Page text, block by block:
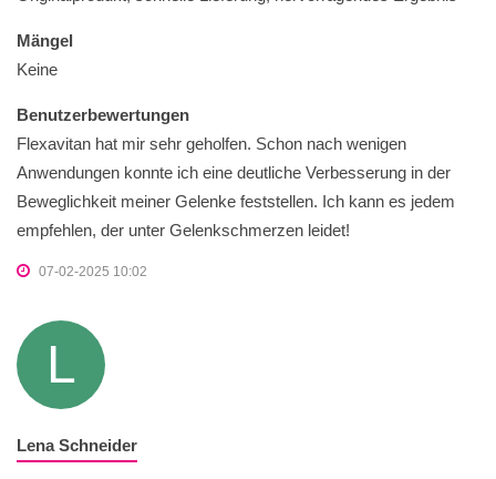
Mängel
Keine
Benutzerbewertungen
Flexavitan hat mir sehr geholfen. Schon nach wenigen
Anwendungen konnte ich eine deutliche Verbesserung in der
Beweglichkeit meiner Gelenke feststellen. Ich kann es jedem
empfehlen, der unter Gelenkschmerzen leidet!
07-02-2025 10:02
L
Lena Schneider